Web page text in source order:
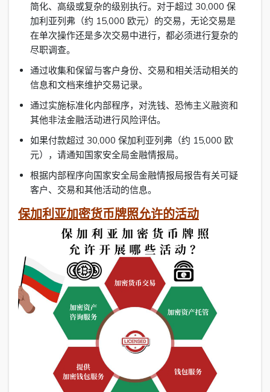
简化、高级或复杂的级别执行。对于超过 30,000 保
加利亚列弗（约 15,000 欧元）的交易，无论交易是
在单次操作还是多次交易中进行，都必须进行复杂的
尽职调查。
通过收集和保留与客户身份、交易和相关活动相关的
信息和文档来维护交易记录。
通过实施标准化内部程序，对洗钱、恐怖主义融资和
其他非法金融活动进行风险评估。
如果付款超过 30,000 保加利亚列弗（约 15,000 欧
元），请通知国家安全局金融情报局。
根据内部程序向国家安全局金融情报局报告有关可疑
客户、交易和其他活动的信息。
保加利亚加密货币牌照允许的活动